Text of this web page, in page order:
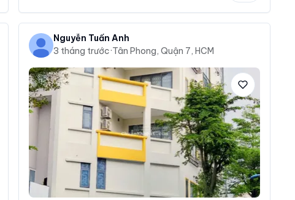
Nguyễn Tuấn Anh
3 tháng trước·Tân Phong, Quận 7, HCM